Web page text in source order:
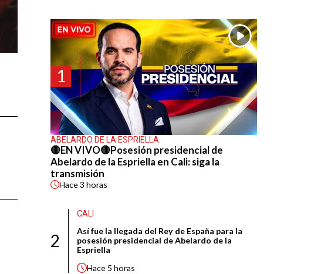
1
ABELARDO DE LA ESPRIELLA
🔴EN VIVO🔴Posesión presidencial de
Abelardo de la Espriella en Cali: siga la
transmisión
Hace3 horas
2
CALI
Así fue la llegada del Rey de España para la
posesión presidencial de Abelardo de la
Espriella
Hace 5 horas